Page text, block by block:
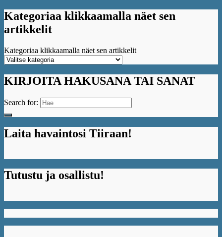
Kategoriaa klikkaamalla näet sen
artikkelit
Kategoriaa klikkaamalla näet sen artikkelit
KIRJOITA HAKUSANA TAI SANAT
Search for:
Laita havaintosi Tiiraan!
Tutustu ja osallistu!